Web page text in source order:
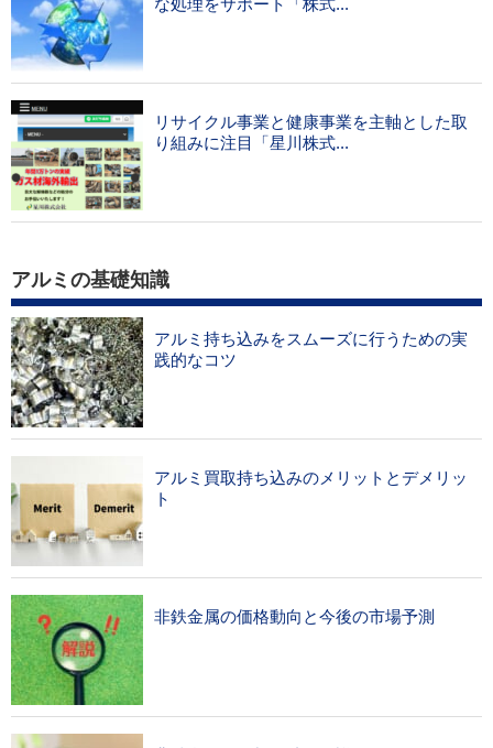
な処理をサポート「株式...
リサイクル事業と健康事業を主軸とした取
り組みに注目「星川株式...
アルミの基礎知識
アルミ持ち込みをスムーズに行うための実
践的なコツ
アルミ買取持ち込みのメリットとデメリッ
ト
非鉄金属の価格動向と今後の市場予測